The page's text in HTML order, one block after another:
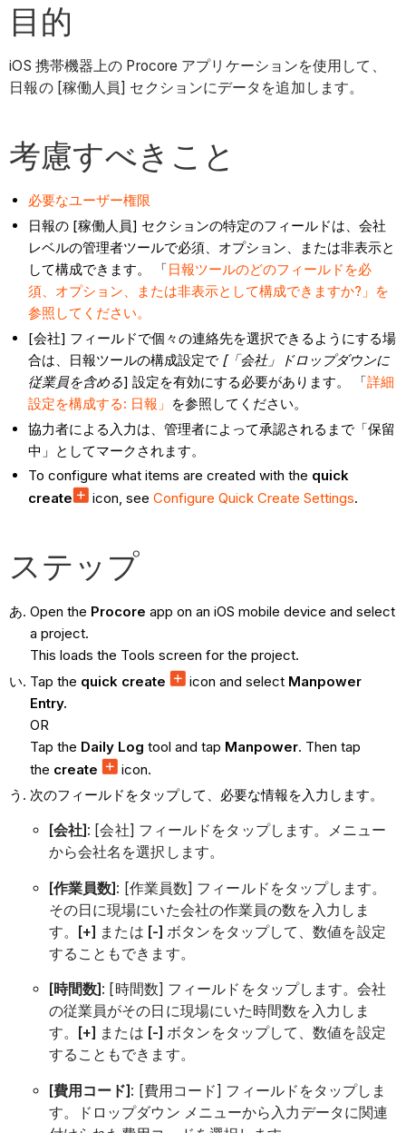
目的
iOS 携帯機器上の Procore アプリケーションを使用して、
日報の [稼働人員] セクションにデータを追加します。
考慮すべきこと
必要なユーザー権限
日報の [稼働人員] セクションの特定のフィールドは、会社
レベルの管理者ツールで必須、オプション、または非表示と
して構成できます。 「日報ツールのどのフィールドを必
須、オプション、または非表示として構成できますか?」を
参照してください。
[会社] フィールドで個々の連絡先を選択できるようにする場
合は、日報ツールの構成設定で [「会社」ドロップダウンに
従業員を含める] 設定を有効にする必要があります。 「詳細
設定を構成する: 日報」 を参照してください。
協力者による入力は、管理者によって承認されるまで「保留
中」としてマークされます。
To configure what items are created with the quick
create
icon, seeConfigure Quick Create Settings.
ステップ
Open the Procore app on an iOS mobile device and select
a project.
This loads the Tools screen for the project.
Tap the quick create icon and select Manpower
Entry.
OR
Tap the Daily Log tool and tap Manpower. Then tap
the create
icon.
次のフィールドをタップして、必要な情報を入力します。
[会社] : [会社] フィールドをタップします。メニュー
から会社名を選択します。
[作業員数]: [作業員数] フィールドをタップします。
その日に現場にいた会社の作業員の数を入力しま
す。 [+] または [-] ボタンをタップして、数値を設定
することもできます。
[時間数] : [時間数] フィールドをタップします。会社
の従業員がその日に現場にいた時間数を入力しま
す。
[+] または [-] ボタンをタップして、数値を設定
することもできます。
[費用コード]: [費用コード] フィールドをタップしま
す。ドロップダウン メニューから入力データに関連